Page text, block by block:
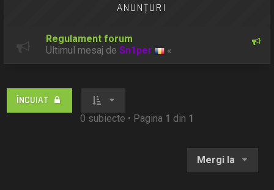
ANUNŢURI
Regulament forum
Ultimul mesaj deSn1per «
ÎNCUIAT
0 subiecte • Pagina 1 din 1
Mergi la